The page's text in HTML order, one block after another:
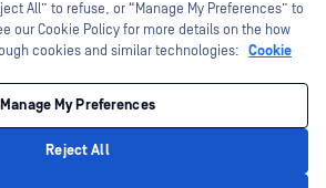
OPSWAT, MetaDefender, Metascan,
no File. Trust No Device., OPSWAT , Protecting the
Deep CDR™ Technology, InQuest, az InQuest logó,
és Join the Hunt az OPSWAT védjegyei. A
tulajdonosok tulajdonát képezik.
Cookie beállítások kezelése
All” to refuse, or “Manage My Preferences” to
our Cookie Policy for more details on the how
cookies and similar technologies: Cookie
Manage My Preferences
Reject All